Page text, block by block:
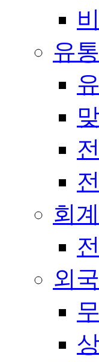
유
회
외